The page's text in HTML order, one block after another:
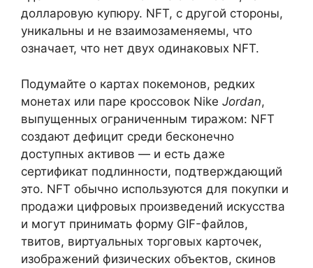
долларовую купюру. NFT, с другой стороны,
уникальны и не взаимозаменяемы, что
означает, что нет двух одинаковых NFT.
Подумайте о картах покемонов, редких
монетах или паре кроссовок Nike Jordan,
выпущенных ограниченным тиражом: NFT
создают дефицит среди бесконечно
доступных активов — и есть даже
сертификат подлинности, подтверждающий
это. NFT обычно используются для покупки и
продажи цифровых произведений искусства
и могут принимать форму GIF-файлов,
твитов, виртуальных торговых карточек,
изображений физических объектов, скинов